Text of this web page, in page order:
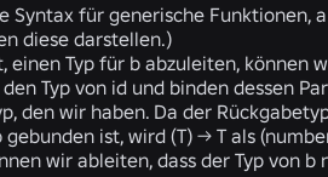
Syntax für generische Funktionen,
diese darstellen.)
einen Typ für b abzuleiten, können
Typ von id und binden dessen
den wir haben. Da der
ist, wird(T) -> Tals
wir ableiten, dass der Typ von b